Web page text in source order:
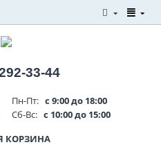
33-44
Пн-Пт: с 9:00 до 18:00
Сб-Вс: с 10:00 до 15:00
КОРЗИНА